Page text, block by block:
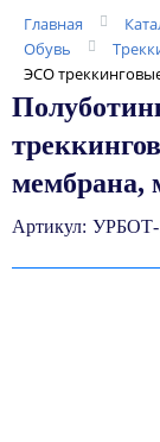
Главная
Обувь
ЭСО
мембрана,
Артикул: УРБОТ-